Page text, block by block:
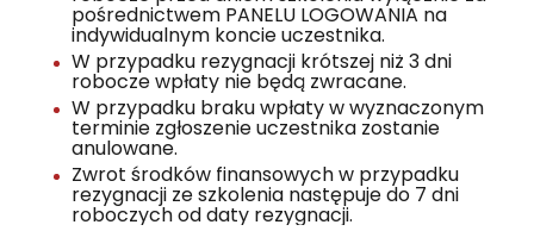
pośrednictwem PANELU LOGOWANIA na
indywidualnym koncie uczestnika.
W przypadku rezygnacji krótszej niż 3 dni
robocze wpłaty nie będą zwracane.
W przypadku braku wpłaty w wyznaczonym
terminie zgłoszenie uczestnika zostanie
anulowane.
Zwrot środków finansowych w przypadku
rezygnacji ze szkolenia następuje do 7 dni
roboczych od daty rezygnacji.